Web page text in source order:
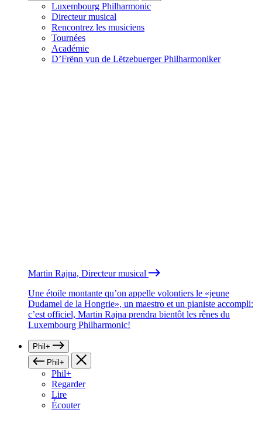
Luxembourg Philharmonic
Directeur musical
Rencontrez les musiciens
Tournées
Académie
D’Frënn vun de Lëtzebuerger Philharmoniker
Martin Rajna, Directeur musical
Une étoile montante qu’on appelle volontiers le «jeune
Dudamel de la Hongrie», un maestro et un pianiste accompli:
c’est officiel, Martin Rajna prendra bientôt les rênes du
Luxembourg Philharmonic!
Phil+
Phil+
Phil+
Regarder
Lire
Écouter